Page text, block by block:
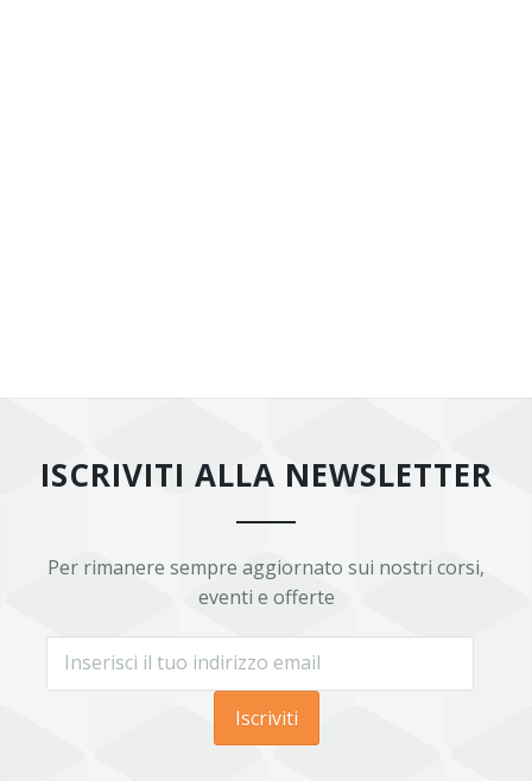
ISCRIVITI ALLA NEWSLETTER
Per rimanere sempre aggiornato sui nostri corsi,
eventi e offerte
Iscriviti